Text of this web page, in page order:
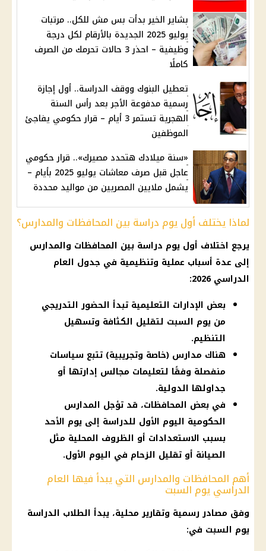
بشاير الخير بدأت بس مش للكل.. مرتبات
يوليو 2025 الجديدة بالأرقام لكل درجة
وظيفية – احذر 3 حالات تحرمك من الصرف
كاملًا
تعطيل البنوك ووقف الدراسة.. أول إجازة
رسمية مدفوعة الأجر بعد رأس السنة
الهجرية تستمر 3 أيام – قرار حكومي يفاجئ
الموظفين
«سنة ميلادك هتحدد مصيرك».. قرار حكومي
عاجل قبل صرف معاشات يوليو 2025 بأيام –
يشمل ملايين المصريين من مواليد محددة
لماذا يختلف أول يوم دراسة بين المحافظات والمدارس؟
يرجع اختلاف أول يوم دراسة بين المحافظات والمدارس
إلى عدة أسباب عملية وتنظيمية في جدول العام
الدراسي 2026:
بعض الإدارات التعليمية تبدأ الحضور التدريجي
من يوم السبت لتقليل الكثافة وتسهيل
التنظيم.
هناك مدارس (خاصة وتجريبية) تتبع سياسات
منفصلة وفقًا لتعليمات مجالس إدارتها أو
جداولها الدولية.
في بعض المحافظات، قد تؤجل المدارس
الحكومية اليوم الأول للدراسة إلى يوم الأحد
بسبب الاستعدادات أو الظروف المحلية مثل
الصيانة أو تقليل الزحام في اليوم الأول.
أهم المحافظات والمدارس التي يبدأ فيها العام
الدراسي يوم السبت
وفق مصادر رسمية وتقارير محلية، يبدأ الطلاب الدراسة
يوم السبت في: